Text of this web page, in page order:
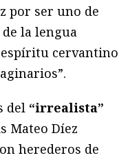
por ser uno de
la lengua
cervantino
del “irrealista”
Mateo Díez
herederos de